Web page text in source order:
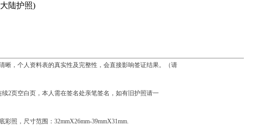
陆护照)
晰，个人资料表的真实性及完整性，会直接影响签证结果。（请
2页空白页，本人需在签名处亲笔签名，如有旧护照请一
照，尺寸范围：32mmX26mm-39mmX31mm.